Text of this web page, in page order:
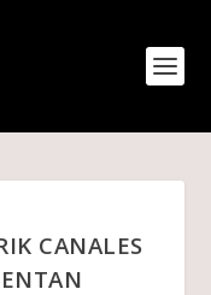
CANALES